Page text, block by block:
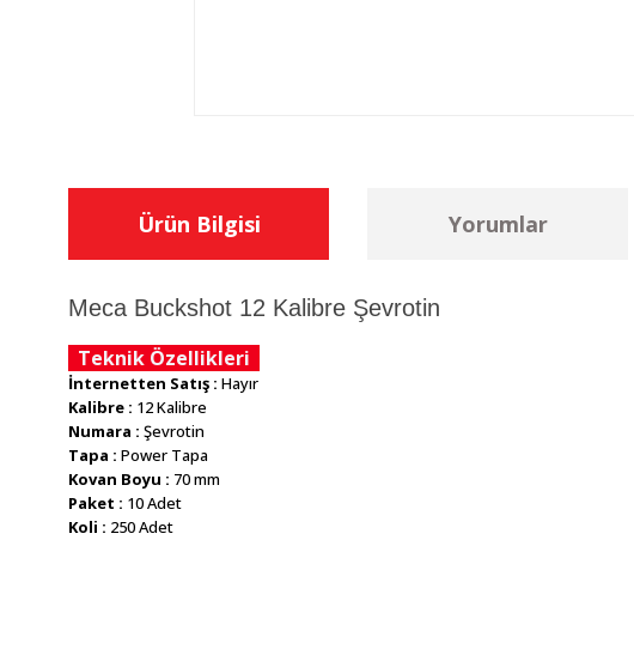
Ürün Bilgisi Yorumlar
Meca Buckshot 12 Kalibre Şevrotin
Teknik Özellikleri
İnternetten Satış : Hayır
Kalibre : 12 Kalibre
Numara : Şevrotin
Tapa : Power Tapa
Kovan Boyu : 70 mm
Paket : 10 Adet
Koli : 250 Adet